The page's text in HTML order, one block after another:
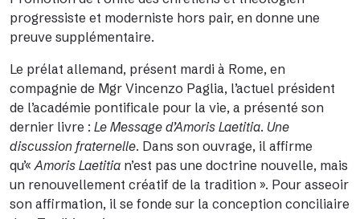
progressiste et moderniste hors pair, en donne une
preuve supplémentaire.
Le prélat allemand, présent mardi à Rome, en
compagnie de Mgr Vincenzo Paglia, l’actuel président
de l’académie pontificale pour la vie, a présenté son
dernier livre : Le Message d’Amoris Laetitia. Une
discussion fraternelle. Dans son ouvrage, il affirme
qu’«Amoris Laetitia n’est pas une doctrine nouvelle, mais
un renouvellement créatif de la tradition ». Pour asseoir
son affirmation, il se fonde sur la conception conciliaire